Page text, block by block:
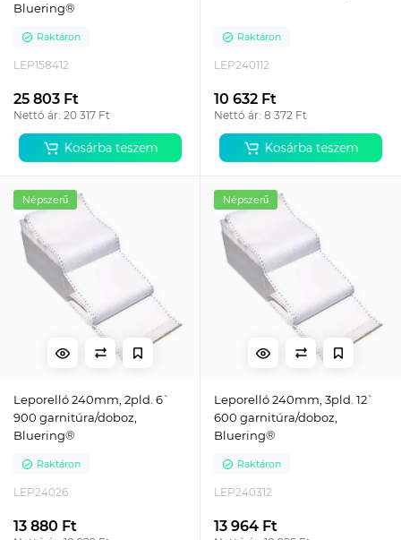
Bluering®
Raktáron
LEP158412
25 803 Ft
Nettó ár: 20 317 Ft
Kosárba teszem
Raktáron
LEP240112
10 632 Ft
Nettó ár: 8 372 Ft
Kosárba teszem
Népszerű
Leporelló 240mm, 2pld. 6`
900 garnitúra/doboz,
Bluering®
Raktáron
LEP24026
13 880 Ft
Népszerű
Leporelló 240mm, 3pld. 12`
600 garnitúra/doboz,
Bluering®
Raktáron
LEP240312
13 964 Ft